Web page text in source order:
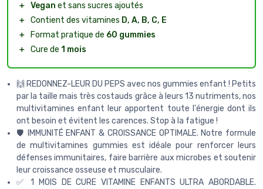
＋ Vegan et sans sucres ajoutés
＋ Contient des vitamines D, A, B, C, E
＋
Format pratique de 60 gummies
＋ Cure de 1 mois
🙌 REDONNEZ-LEUR DU PEPS avec nos gummies enfant ! Petits
par la taille mais très costauds grâce à leurs 13 nutriments, nos
multivitamines enfant leur apportent toute l'énergie dont ils
ont besoin et évitent les carences. Stop à la fatigue !
🛡️ IMMUNITÉ ENFANT & CROISSANCE OPTIMALE. Notre formule
de multivitamines gummies est idéale pour renforcer leurs
défenses immunitaires, faire barrière aux microbes et soutenir
leur croissance osseuse et musculaire.
✅ 1 MOIS DE CURE VITAMINE ENFANTS ULTRA ABORDABLE.